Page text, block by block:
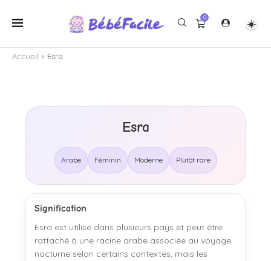
0
Accueil » Esra
Esra
Arabe Féminin Moderne Plutôt rare
Signification
Esra est utilisé dans plusieurs pays et peut être
rattaché à une racine arabe associée au voyage
nocturne selon certains contextes, mais les